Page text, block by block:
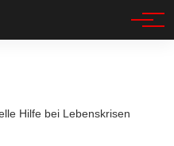
Hilfe bei Lebenskrisen